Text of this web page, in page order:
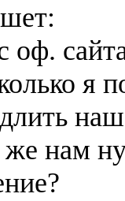
оф.
я
же нам